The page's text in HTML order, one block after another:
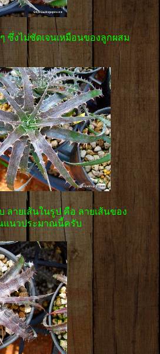
ซึ่งไม่ชัดเจนเหมือนของลูกผสม
ลายเส้นในรูป คือ ลายเส้นของ
นแนวประมาณนี้ครับ